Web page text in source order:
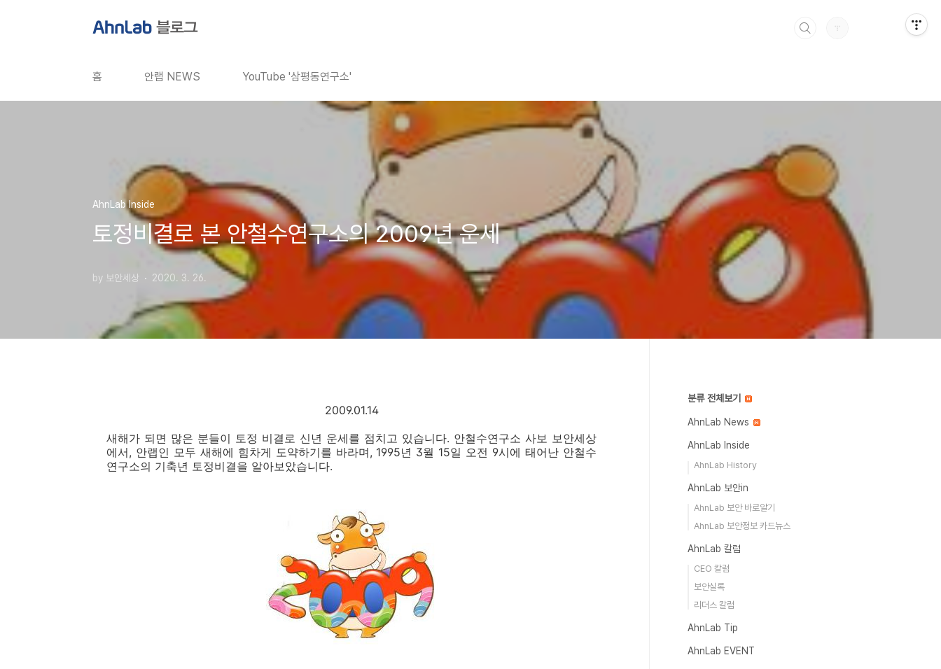
홈 안랩 NEWS YouTube '삼평동연구소'
AhnLab Inside
토정비결로 본 안철수연구소의 2009년 운세
by 보안세상 2020. 3. 26.
2009.01.14
새해가 되면 많은 분들이 토정 비결로 신년 운세를 점치고 있습니다. 안철수연구소 사보 보안세상
에서, 안랩인 모두 새해에 힘차게 도약하기를 바라며, 1995년 3월 15일 오전 9시에 태어난 안철수
연구소의 기축년 토정비결을 알아보았습니다.
분류 전체보기
AhnLab News
AhnLab Inside
AhnLab History
AhnLab 보안in
AhnLab 보안 바로알기
AhnLab 보안정보 카드뉴스
AhnLab 칼럼
CEO 칼럼
보안실록
리더스 칼럼
AhnLab Tip
AhnLab EVENT